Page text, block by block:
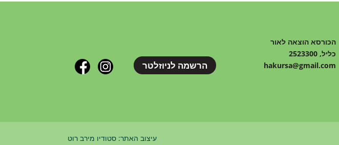
הכורסא הוצאה לאור
כליל, 2523300
hakursa@gmail.com
הרשמה לניוזלטר
עיצוב האתר: סטודיו מירב רוט